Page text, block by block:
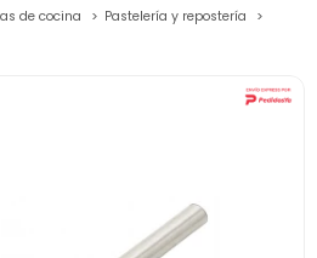
de cocina
Pastelería y repostería